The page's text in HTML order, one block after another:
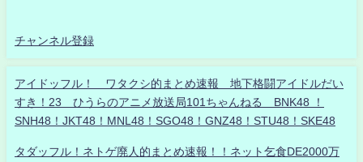
チャンネル登録
アイドッフル！ ワタクシ的まとめ速報 地下格闘アイドルだい
すき！23 ひうらのアニメ放送局101ちゃんねる BNK48 ！
SNH48！JKT48！MNL48！SGO48！GNZ48！STU48！SKE48
タダッフル！ネトゲ廃人的まとめ速報！！ネット乞食DE2000万